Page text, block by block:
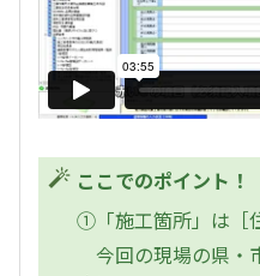
ここでのポイント！
①「施工箇所」は［
今回の現場の県・